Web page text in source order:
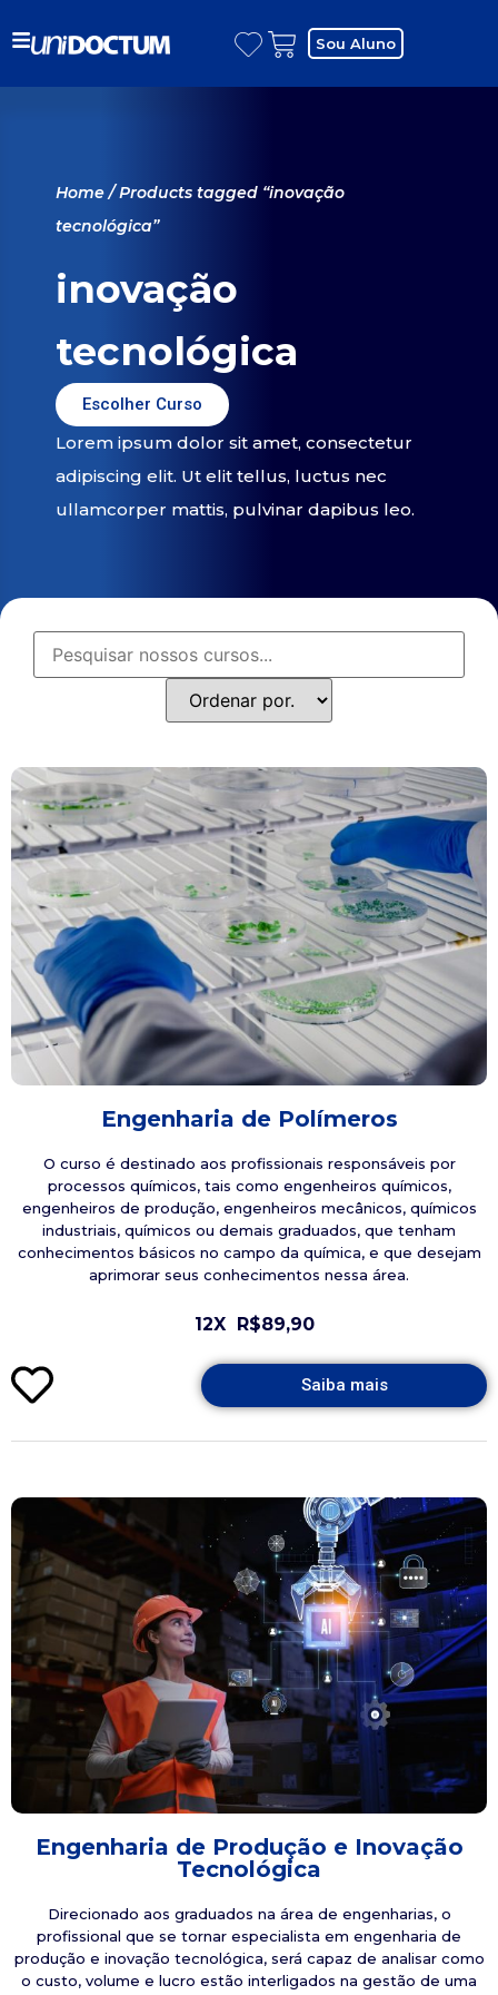
Sou Aluno
Home/ Products tagged “inovação
tecnológica”
inovação
tecnológica
Escolher Curso
Lorem ipsum dolor sit amet, consectetur
adipiscing elit. Ut elit tellus, luctus nec
ullamcorper mattis, pulvinar dapibus leo.
Engenharia de Polímeros
O curso é destinado aos profissionais responsáveis por
processos químicos, tais como engenheiros químicos,
engenheiros de produção, engenheiros mecânicos, químicos
industriais, químicos ou demais graduados, que tenham
conhecimentos básicos no campo da química, e que desejam
aprimorar seus conhecimentos nessa área.
12X R$89,90
Saiba mais
Engenharia de Produção e Inovação
Tecnológica
Direcionado aos graduados na área de engenharias, o
profissional que se tornar especialista em engenharia de
produção e inovação tecnológica, será capaz de analisar como
o custo, volume e lucro estão interligados na gestão de uma